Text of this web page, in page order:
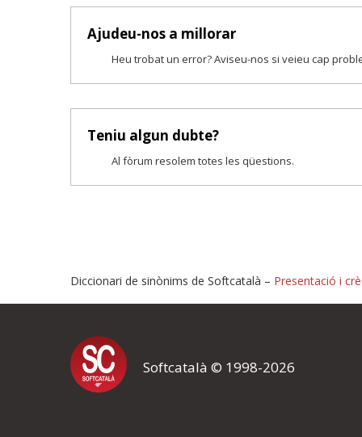
Ajudeu-nos a millorar
Heu trobat un error? Aviseu-nos si veieu cap
Teniu algun dubte?
Al fòrum resolem totes les qüestions.
Proposeu-nos millores
Si heu trobat un error o voleu proposar alguna millora, ompliu els
proposeu o l'error del qual voleu informar-nos.
Diccionari de sinònims de Softcatalà – Presentació i
Softcatalà © 1998-2026